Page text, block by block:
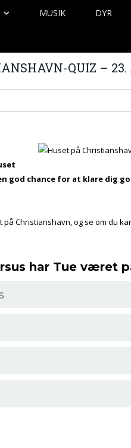
MUSIK DYR
QUIZ –
god chance for at klare dig
på Christianshavn, og se om du
har Tue været